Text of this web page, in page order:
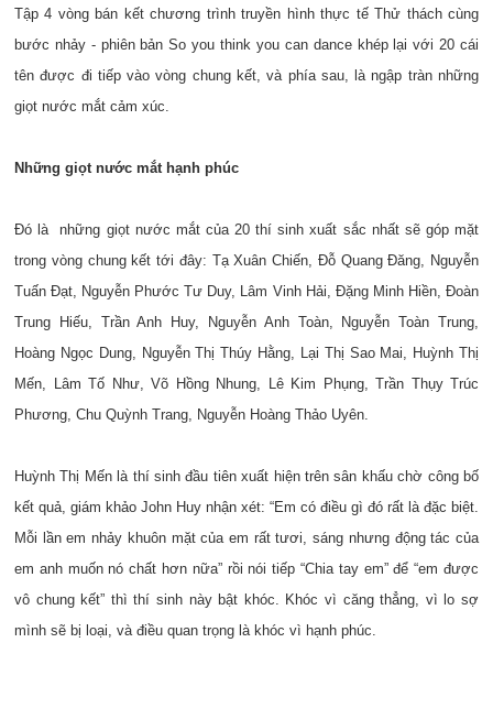
Tập 4 vòng bán kết chương trình truyền hình thực tế Thử thách cùng
bước nhảy - phiên bản So you think you can dance khép lại với 20 cái
tên được đi tiếp vào vòng chung kết, và phía sau, là ngập tràn những
giọt nước mắt cảm xúc.
Những giọt nước mắt hạnh phúc
Đó là những giọt nước mắt của 20 thí sinh xuất sắc nhất sẽ góp mặt
trong vòng chung kết tới đây: Tạ Xuân Chiến, Đỗ Quang Đăng, Nguyễn
Tuấn Đạt, Nguyễn Phước Tư Duy, Lâm Vinh Hải, Đặng Minh Hiền, Đoàn
Trung Hiếu, Trần Anh Huy, Nguyễn Anh Toàn, Nguyễn Toàn Trung,
Hoàng Ngọc Dung, Nguyễn Thị Thúy Hằng, Lại Thị Sao Mai, Huỳnh Thị
Mến, Lâm Tố Như, Võ Hồng Nhung, Lê Kim Phụng, Trần Thụy Trúc
Phương, Chu Quỳnh Trang, Nguyễn Hoàng Thảo Uyên.
Huỳnh Thị Mến là thí sinh đầu tiên xuất hiện trên sân khấu chờ công bố
kết quả, giám khảo John Huy nhận xét: “Em có điều gì đó rất là đặc biệt.
Mỗi lần em nhảy khuôn mặt của em rất tươi, sáng nhưng động tác của
em anh muốn nó chất hơn nữa” rồi nói tiếp “Chia tay em” để “em được
vô chung kết” thì thí sinh này bật khóc. Khóc vì căng thẳng, vì lo sợ
mình sẽ bị loại, và điều quan trọng là khóc vì hạnh phúc.